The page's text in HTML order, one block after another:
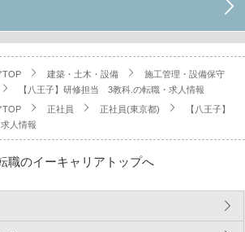
TOP 建築・土木・設備
施工管理・設備保守
【八王子】研修担当 3教科.の転職・求人情報
TOP 正社員 正社員(東京都)
【八王子】
人情報
職のイーキャリアトップへ